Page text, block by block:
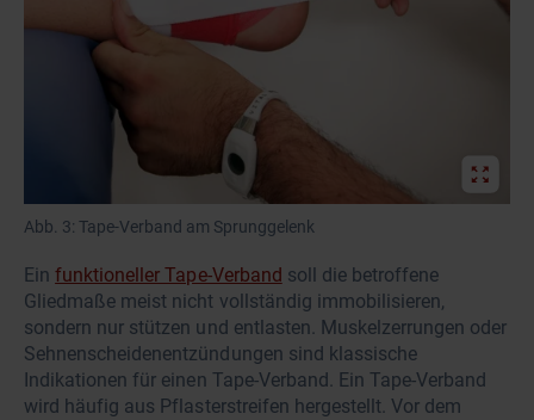
Abb. 3: Tape-Verband am Sprunggelenk
Einfunktioneller Tape-Verband soll die betroffene
Gliedmaße meist nicht vollständig immobilisieren,
sondern nur stützen und entlasten. Muskelzerrungen oder
Sehnenscheidenentzündungen sind klassische
Indikationen für einen Tape-Verband. Ein Tape-Verband
wird häufig aus Pflasterstreifen hergestellt. Vor dem